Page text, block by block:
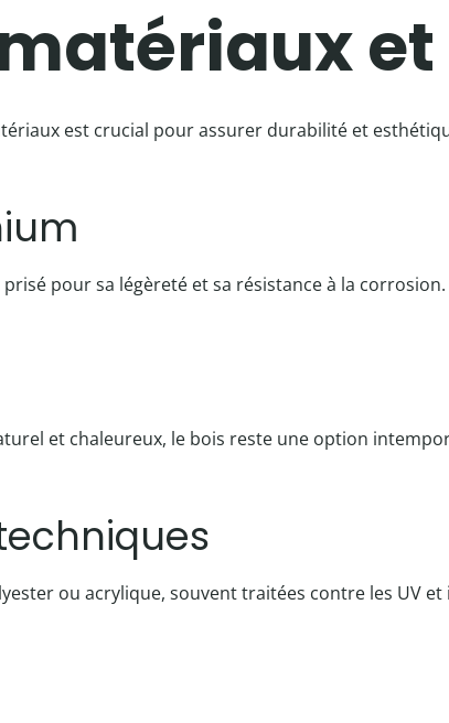
est crucial pour assurer durabilité et
prisé pour sa légèreté et sa résistance à la
et chaleureux, le bois reste une option
ou acrylique, souvent traitées contre les UV